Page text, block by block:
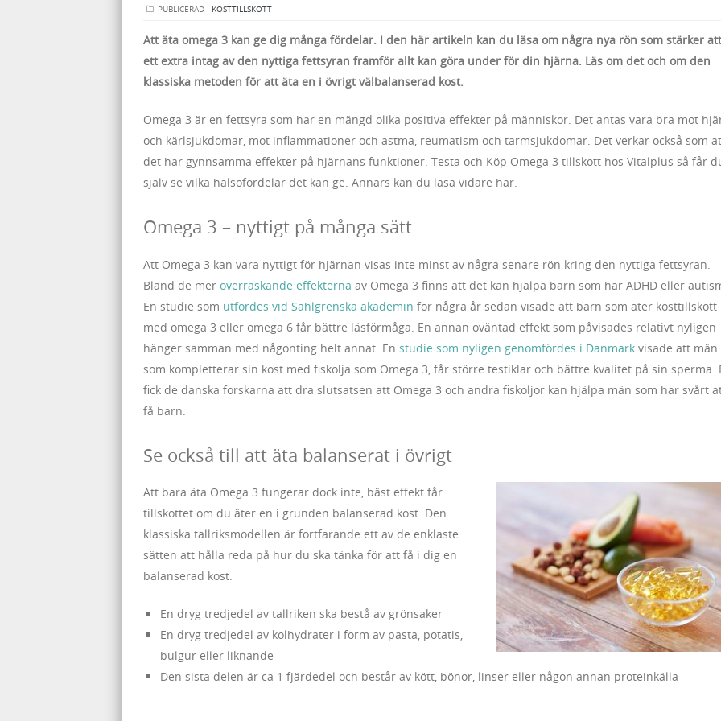
PUBLICERAD I KOSTTILLSKOTT
Att äta omega 3 kan ge dig många fördelar. I den här artikeln kan du läsa om några nya rön som stärker att
ett extra intag av den nyttiga fettsyran framför allt kan göra under för din hjärna. Läs om det och om den
klassiska metoden för att äta en i övrigt välbalanserad kost.
Omega 3 är en fettsyra som har en mängd olika positiva effekter på människor. Det antas vara bra mot
och kärlsjukdomar, mot inflammationer och astma, reumatism och tarmsjukdomar. Det verkar också som
det har gynnsamma effekter på hjärnans funktioner. Testa och Köp Omega 3 tillskott hos Vitalplus så får
själv se vilka hälsofördelar det kan ge. Annars kan du läsa vidare här.
Omega 3 – nyttigt på många sätt
Att Omega 3 kan vara nyttigt för hjärnan visas inte minst av några senare rön kring den nyttiga fettsyran.
Bland de mer överraskande effekterna av Omega 3 finns att det kan hjälpa barn som har ADHD eller
En studie som utfördes vid Sahlgrenska akademin för några år sedan visade att barn som äter kosttillskott
med omega 3 eller omega 6 får bättre läsförmåga. En annan oväntad effekt som påvisades relativt nyligen
hänger samman med någonting helt annat. En studie som nyligen genomfördes i Danmark visade att män
som kompletterar sin kost med fiskolja som Omega 3, får större testiklar och bättre kvalitet på sin sperma.
fick de danska forskarna att dra slutsatsen att Omega 3 och andra fiskoljor kan hjälpa män som har svårt
få barn.
Se också till att äta balanserat i övrigt
Att bara äta Omega 3 fungerar dock inte, bäst effekt får
tillskottet om du äter en i grunden balanserad kost. Den
klassiska tallriksmodellen är fortfarande ett av de enklaste
sätten att hålla reda på hur du ska tänka för att få i dig en
balanserad kost.
En dryg tredjedel av tallriken ska bestå av grönsaker
En dryg tredjedel av kolhydrater i form av pasta, potatis,
bulgur eller liknande
Den sista delen är ca 1 fjärdedel och består av kött, bönor, linser eller någon annan proteinkälla